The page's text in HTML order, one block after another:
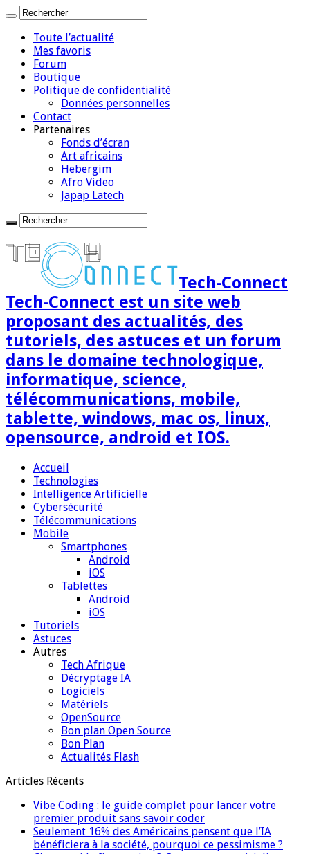
Toute l’actualité
Mes favoris
Forum
Boutique
Politique de confidentialité
Données personnelles
Contact
Partenaires
Fonds d’écran
Art africains
Hebergim
Afro Video
Japap Latech
Tech-Connect
Tech-Connect est un site web
proposant des actualités, des
tutoriels, des astuces et un forum
dans le domaine technologique,
informatique, science,
télécommunications, mobile,
tablette, windows, mac os, linux,
opensource, android et IOS.
Accueil
Technologies
Intelligence Artificielle
Cybersécurité
Télécommunications
Mobile
Smartphones
Android
iOS
Tablettes
Android
iOS
Tutoriels
Astuces
Autres
Tech Afrique
Décryptage IA
Logiciels
Matériels
OpenSource
Bon plan Open Source
Bon Plan
Actualités Flash
Articles Récents
Vibe Coding : le guide complet pour lancer votre
premier produit sans savoir coder
Seulement 16% des Américains pensent que l’IA
bénéficiera à la société, pourquoi ce pessimisme ?